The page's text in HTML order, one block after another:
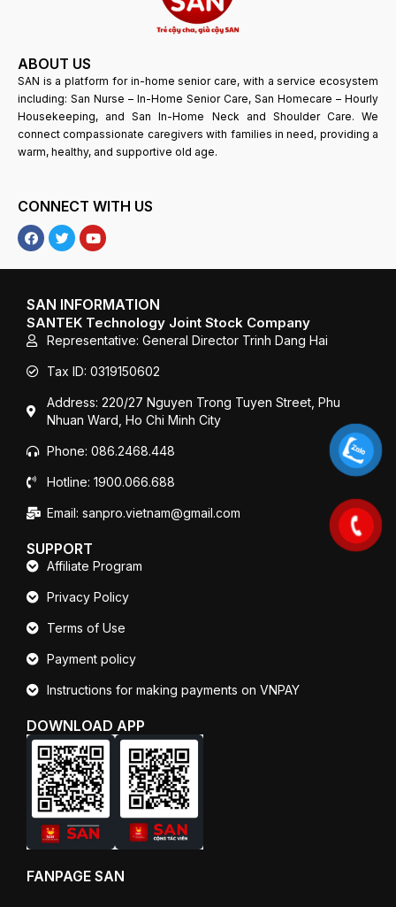
ABOUT US
SAN is a platform for in-home senior care, with a service ecosystem
including: San Nurse – In-Home Senior Care, San Homecare – Hourly
Housekeeping, and San In-Home Neck and Shoulder Care. We
connect compassionate caregivers with families in need, providing a
warm, healthy, and supportive old age.
CONNECT WITH US
F
a
c
e
o
o
k
T
w
i
t
e
r
Y
o
u
T
b
e
SAN INFORMATION
SANTEK Technology Joint Stock Company
Representative: General Director Trinh Dang Hai
Tax ID: 0319150602
Address: 220/27 Nguyen Trong Tuyen Street, Phu
Nhuan Ward, Ho Chi Minh City
Phone: 086.2468.448
Hotline: 1900.066.688
Email: sanpro.vietnam@gmail.com
SUPPORT
Affiliate Program
Privacy Policy
Terms of Use
Payment policy
Instructions for making payments on VNPAY
DOWNLOAD APP
FANPAGE SAN